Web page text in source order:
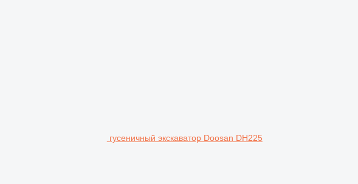
гусеничный экскаватор Doosan DH225